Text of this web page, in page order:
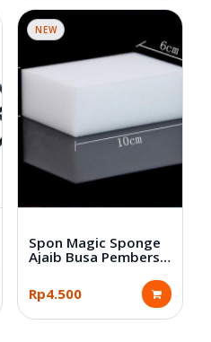
NEW
Spon Magic Sponge
Ajaib Busa Pembersih
Rp4.500